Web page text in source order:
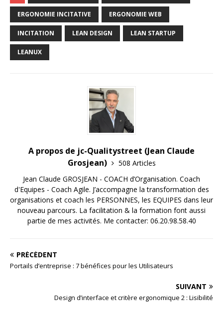
ERGONOMIE INCITATIVE ERGONOMIE WEB
INCITATION LEAN DESIGN LEAN STARTUP
LEANUX
A propos de jc-Qualitystreet (Jean Claude
Grosjean)
508 Articles
Jean Claude GROSJEAN - COACH d’Organisation. Coach
d'Equipes - Coach Agile. J’accompagne la transformation des
organisations et coach les PERSONNES, les EQUIPES dans leur
nouveau parcours. La facilitation & la formation font aussi
partie de mes activités. Me contacter: 06.20.98.58.40
PRÉCÉDENT
Portails d’entreprise : 7 bénéfices pour les Utilisateurs
SUIVANT
Design d’interface et critère ergonomique 2 : Lisibilité